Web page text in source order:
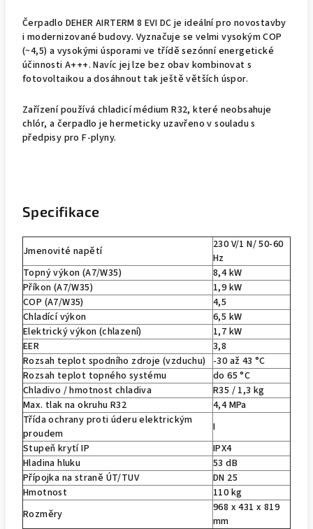
Čerpadlo DEHER AIRTERM 8 EVI DC je ideální pro novostavby
i modernizované budovy. Vyznačuje se velmi vysokým COP
(~4,5) a vysokými úsporami ve třídě sezónní energetické
účinnosti A+++. Navíc jej lze bez obav kombinovat s
fotovoltaikou a dosáhnout tak ještě větších úspor.
Zařízení používá chladicí médium R32, které neobsahuje
chlór, a čerpadlo je hermeticky uzavřeno v souladu s
předpisy pro F-plyny.
Specifikace
Jmenovité napětí
230 V/1 N/ 50-60
Hz
Topný výkon (A7/W35)
8,4 kW
Příkon (A7/W35)
1,9 kW
COP (A7/W35)
4,5
Chladící výkon
6,5 kW
Elektrický výkon (chlazení)
1,7 kW
EER
3,8
Rozsah teplot spodního zdroje (vzduchu)
-30 až 43 °C
Rozsah teplot topného systému
do 65 °C
Chladivo / hmotnost chladiva
R35 / 1,3 kg
Max. tlak na okruhu R32
4,4 MPa
Třída ochrany proti úderu elektrickým
proudem
I
Stupeň krytí IP
IPX4
Hladina hluku
53 dB
Přípojka na straně ÚT/TUV
DN 25
Hmotnost
110 kg
Rozměry
968 x 431 x 819
mm